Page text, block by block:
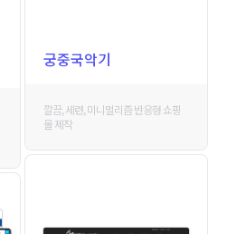
궁중국악기
깔끔, 세련, 미니멀리즘 반응형 쇼핑
몰 제작